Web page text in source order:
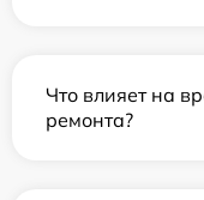
Что влияет на
ремонта?